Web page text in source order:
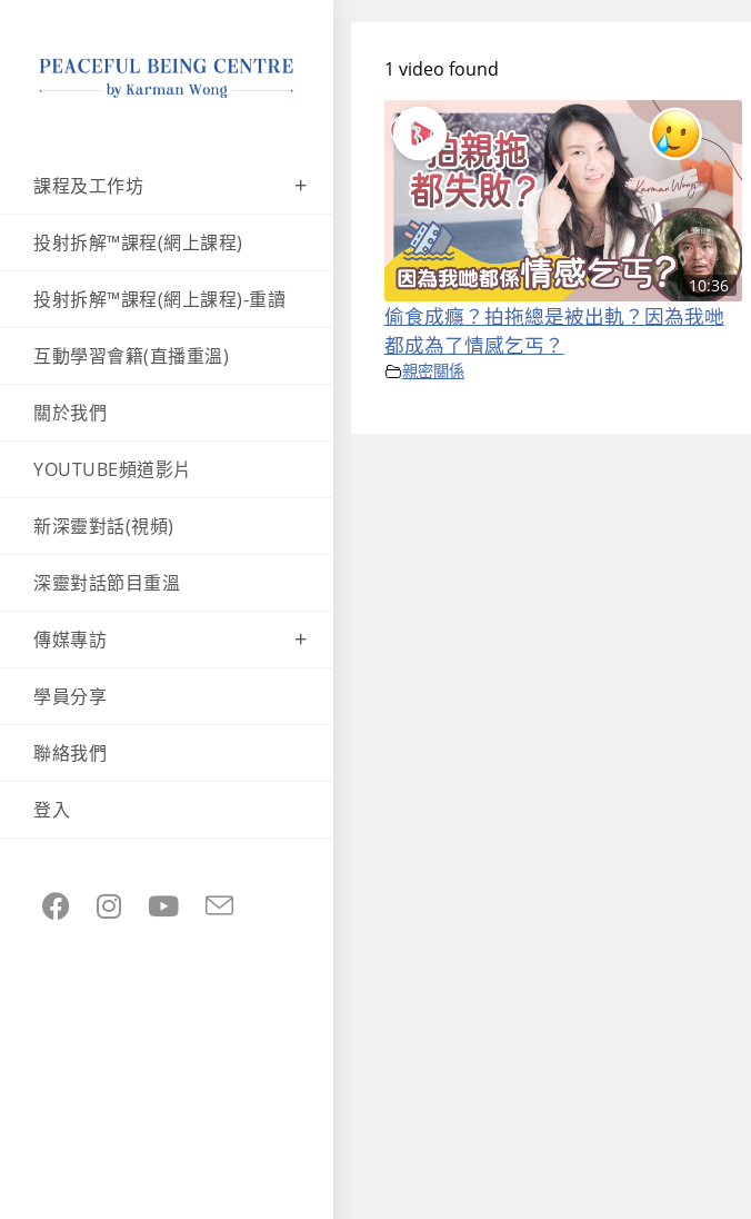
課程及工作坊
投射拆解™課程(網上課程)
投射拆解™課程(網上課程)-重讀
互動學習會籍(直播重溫)
關於我們
YOUTUBE頻道影片
新深靈對話(視頻)
深靈對話節目重溫
傳媒專訪
學員分享
聯絡我們
登入
1 video found
10:36
偷食成癮？拍拖總是被出軌？因為我哋
都成為了情感乞丐？
親密關係